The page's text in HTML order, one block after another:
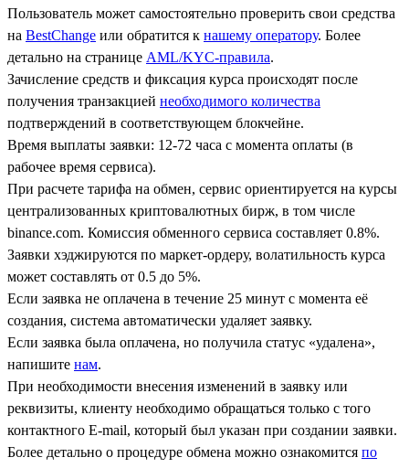
Пользователь может самостоятельно проверить свои средства
на BestChange или обратится к нашему оператору. Более
детально на странице AML/KYC-правила.
Зачисление средств и фиксация курса происходят после
получения транзакцией необходимого количества
подтверждений в соответствующем блокчейне.
Время выплаты заявки: 12-72 часа с момента оплаты (в
рабочее время сервиса).
При расчете тарифа на обмен, сервис ориентируется на курсы
централизованных криптовалютных бирж, в том числе
binance.com. Комиссия обменного сервиса составляет 0.8%.
Заявки хэджируются по маркет-ордеру, волатильность курса
может составлять от 0.5 до 5%.
Если заявка не оплачена в течение 25 минут с момента её
создания, система автоматически удаляет заявку.
Если заявка была оплачена, но получила статус «удалена»,
напишите нам.
При необходимости внесения изменений в заявку или
реквизиты, клиенту необходимо обращаться только с того
контактного Е-mail, который был указан при создании заявки.
Более детально о процедуре обмена можно ознакомится по